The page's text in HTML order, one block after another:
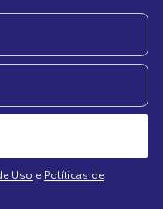
Uso e Políticas de